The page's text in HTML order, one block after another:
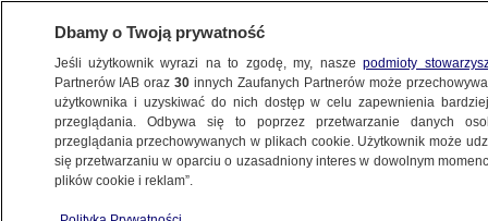
BIZNES
Z KRAJU
Dbamy o Twoją prywatność
Jeśli użytkownik wyrazi na to zgodę, my, naszepodmioty
Partnerów IAB oraz30 innych Zaufanych Partnerów może
użytkownika i uzyskiwać do nich dostęp w celu zapewnienia
przeglądania. Odbywa się to poprzez przetwarzanie danych
przeglądania przechowywanych w plikach cookie. Użytkownik może
się przetwarzaniu w oparciu o uzasadniony interes w dowolnym
plików cookie i reklam”.